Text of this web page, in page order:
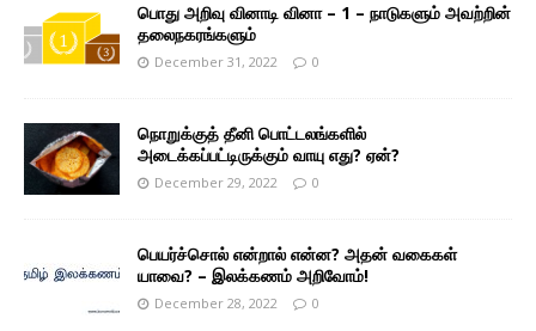
பொது அறிவு வினாடி வினா – 1 – நாடுகளும் அவற்றின்
தலைநகரங்களும்
December 31, 2022 0
நொறுக்குத் தீனி பொட்டலங்களில்
அடைக்கப்பட்டிருக்கும் வாயு எது? ஏன்?
December 29, 2022 0
பெயர்ச்சொல் என்றால் என்ன? அதன் வகைகள்
யாவை? – இலக்கணம் அறிவோம்!
December 28, 2022 0